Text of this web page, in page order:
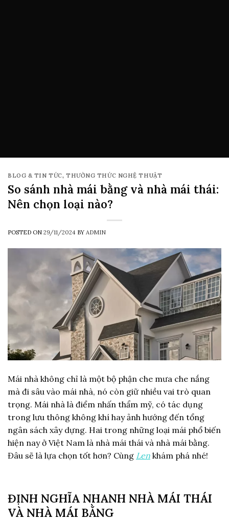
BLOG & TIN TỨC, THƯỜNG THỨC NGHỆ THUẬT
So sánh nhà mái bằng và nhà mái thái:
Nên chọn loại nào?
POSTED ON 29/11/2024 BY ADMIN
Mái nhà không chỉ là một bộ phận che mưa che nắng
mà đi sâu vào mái nhà, nó còn giữ nhiều vai trò quan
trọng. Mái nhà là điểm nhấn thẩm mỹ, có tác dụng
trong lưu thông không khí hay ảnh hướng đến tổng
ngân sách xây dựng. Hai trong những loại mái phổ biến
hiện nay ở Việt Nam là nhà mái thái và nhà mái bằng.
Đâu sẽ là lựa chọn tốt hơn? Cùng Len khám phá nhé!
ĐỊNH NGHĨA NHANH NHÀ MÁI THÁI
VÀ NHÀ MÁI BẰNG